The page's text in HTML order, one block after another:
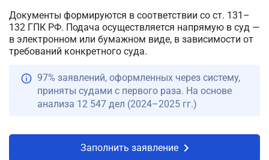
Документы формируются в соответствии со ст. 131–
132 ГПК РФ. Подача осуществляется напрямую в суд —
в электронном или бумажном виде, в зависимости от
требований конкретного суда.
97% заявлений, оформленных через систему,
приняты судами с первого раза. На основе
анализа 12 547 дел (2024–2025 гг.)
Заполнить заявление